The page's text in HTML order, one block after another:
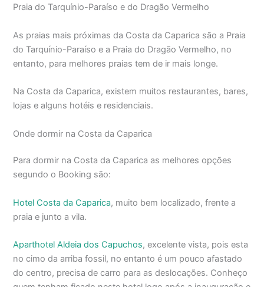
Praia do Tarquínio-Paraíso e do Dragão Vermelho
As praias mais próximas da Costa da Caparica são a Praia
do Tarquínio-Paraíso e a Praia do Dragão Vermelho, no
entanto, para melhores praias tem de ir mais longe.
Na Costa da Caparica, existem muitos restaurantes, bares,
lojas e alguns hotéis e residenciais.
Onde dormir na Costa da Caparica
Para dormir na Costa da Caparica as melhores opções
segundo o Booking são:
Hotel Costa da Caparica, muito bem localizado, frente a
praia e junto a vila.
Aparthotel Aldeia dos Capuchos, excelente vista, pois esta
no cimo da arriba fossil, no entanto é um pouco afastado
do centro, precisa de carro para as deslocações. Conheço